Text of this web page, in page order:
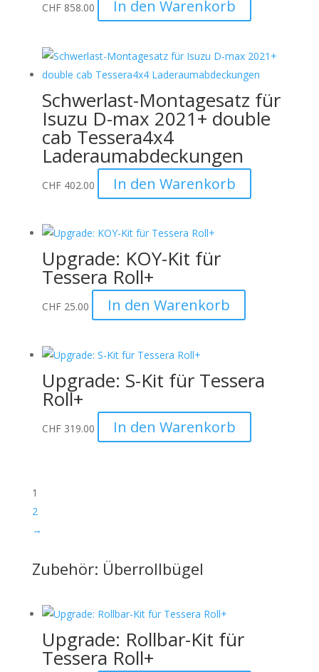
CHF858.00 In den Warenkorb
Schwerlast-Montagesatz für
Isuzu D-max 2021+ double
cab Tessera4x4
Laderaumabdeckungen
CHF402.00 In den Warenkorb
Upgrade: KOY-Kit für
Tessera Roll+
CHF25.00 In den Warenkorb
Upgrade: S-Kit für Tessera
Roll+
CHF319.00 In den Warenkorb
1
2
→
Zubehör: Überrollbügel
Upgrade: Rollbar-Kit für
Tessera Roll+